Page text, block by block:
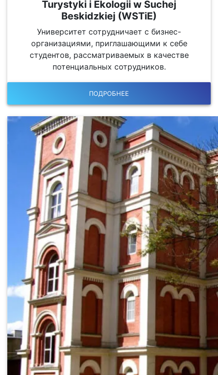
Turystyki i Ekologii w Suchej
Beskidzkiej (WSTiE)
Университет сотрудничает с бизнес-
организациями, приглашающими к себе
студентов, рассматриваемых в качестве
потенциальных сотрудников.
ПОДРОБНЕЕ